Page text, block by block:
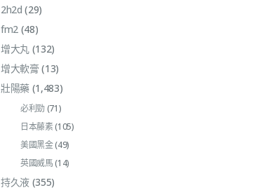
2h2d (29)
fm2(48)
增大丸(132)
增大軟膏 (13)
壯陽藥(1,483)
必利勁(71)
日本藤素(105)
美國黑金(49)
英國威馬(14)
持久液(355)